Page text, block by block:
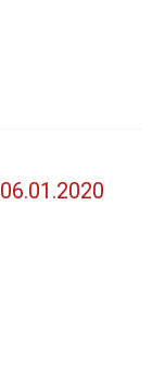
06.01.2020